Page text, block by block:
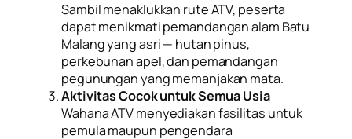
Sambil menaklukkan rute ATV, peserta
dapat menikmati pemandangan alam Batu
Malang yang asri — hutan pinus,
perkebunan apel, dan pemandangan
pegunungan yang memanjakan mata.
Aktivitas Cocok untuk Semua Usia
Wahana ATV menyediakan fasilitas untuk
pemula maupun pengendara